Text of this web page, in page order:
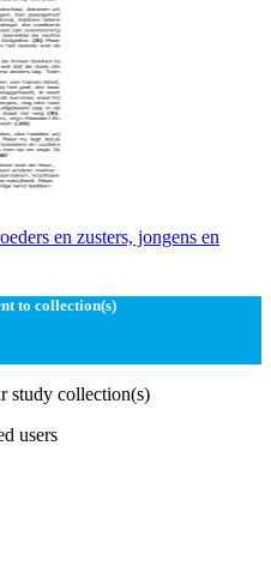
en zusters, jongens en
to collection(s)
study collection(s)
users